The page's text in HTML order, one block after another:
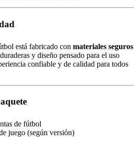
está fabricado con materiales seguros
y diseño pensado para el uso
confiable y de calidad para todos
de fútbol
juego (según versión)